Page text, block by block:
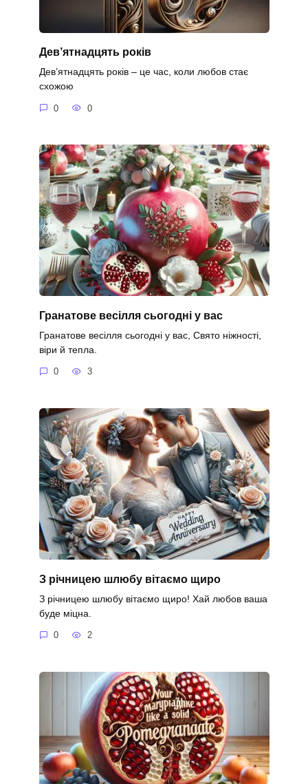
Дев’ятнадцять років
Дев’ятнадцять років – це час, коли любов стає
схожою
0 0
Гранатове весілля сьогодні у вас
Гранатове весілля сьогодні у вас, Свято ніжності,
віри й тепла.
0 3
З річницею шлюбу вітаємо щиро
З річницею шлюбу вітаємо щиро! Хай любов ваша
буде міцна.
0 2